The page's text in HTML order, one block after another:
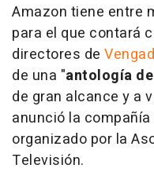
Amazon tiene entre
para el que contará
directores de
de una "antología
de gran alcance y a
anunció la
organizado por la
Televisión.